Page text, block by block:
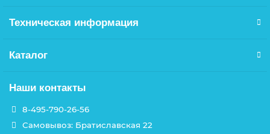
Техническая информация
Каталог
Наши контакты
8-495-790-26-56
Самовывоз: Братиславская 22